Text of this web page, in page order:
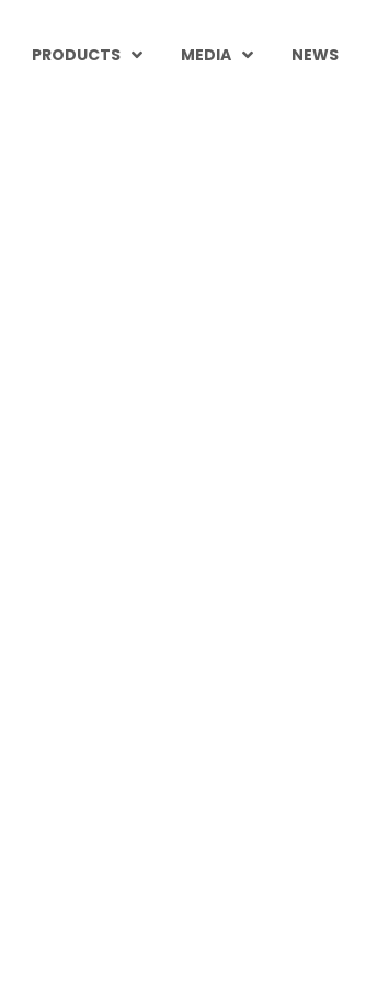
PRODUCTS MEDIA NEWS